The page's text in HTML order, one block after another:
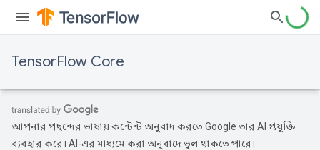
TensorFlow Core
আপনার পছন্দের ভাষায় কন্টেন্ট অনুবাদ করতে Google তার AI প্রযুক্তি
ব্যবহার করে। AI-এর মাধ্যমে করা অনুবাদে ভুল থাকতে পারে।